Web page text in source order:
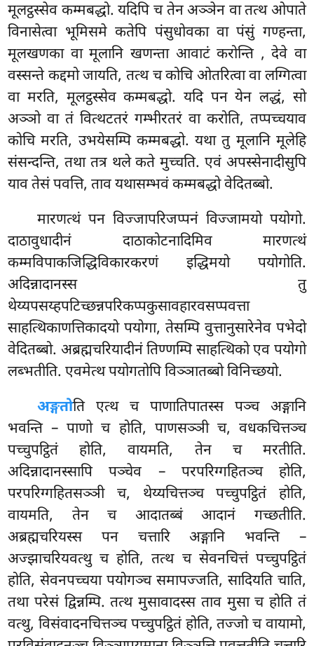
मूलट्ठस्सेव कम्मबद्धो. यदिपि च तेन अञ्ञेन वातत्थ ओपाते
विनासेत्वा भूमिसमे कतेपि पंसुधोवका वा पंसुं गण्हन्ता,
मूलखणका वा मूलानि खणन्ता आवाटं करोन्ति , देवे वा
वस्सन्ते कद्दमो जायति, तत्थ च कोचि ओतरित्वा वा लग्गित्वा
वा मरति, मूलट्ठस्सेव कम्मबद्धो. यदि पन येन लद्धं, सो
अञ्ञो वा तं वित्थटतरं गम्भीरतरं वा करोति, तप्पच्चयाव
कोचि मरति, उभयेसम्पि कम्मबद्धो. यथा तु मूलानि मूलेहि
संसन्दन्ति, तथा तत्र थले कते मुच्चति. एवं अपस्सेनादीसुपि
याव तेसं पवत्ति, ताव यथासम्भवं कम्मबद्धो वेदितब्बो.
मारणत्थं पन विज्जापरिजप्पनं विज्जामयो पयोगो.
दाठावुधादीनं दाठाकोटनादिमिव मारणत्थं
कम्मविपाकजिद्धिविकारकरणं इद्धिमयो पयोगोति.
अदिन्नादानस्स तु
थेय्यपसय्हपटिच्छन्नपरिकप्पकुसावहारवसप्पवत्ता
साहत्थिकाणत्तिकादयो पयोगा, तेसम्पि वुत्तानुसारेनेव पभेदो
वेदितब्बो. अब्रह्मचरियादीनं तिण्णम्पि साहत्थिको एव पयोगो
लब्भतीति. एवमेत्थ पयोगतोपि विञ्ञातब्बो विनिच्छयो.
अङ्गतोति एत्थ च पाणातिपातस्स पञ्च अङ्गानि
भवन्ति – पाणो च होति, पाणसञ्ञी च, वधकचित्तञ्च
पच्चुपट्ठितं होति, वायमति, तेन च मरतीति.
अदिन्नादानस्सापि पञ्चेव – परपरिग्गहितञ्च होति,
परपरिग्गहितसञ्ञी च, थेय्यचित्तञ्च पच्चुपट्ठितं होति,
वायमति, तेन च आदातब्बं आदानं गच्छतीति.
अब्रह्मचरियस्स पन चत्तारि अङ्गानि भवन्ति –
अज्झाचरियवत्थु च होति, तत्थ च सेवनचित्तं पच्चुपट्ठितं
होति, सेवनपच्चया पयोगञ्च समापज्जति, सादियति चाति,
तथा परेसं द्विन्नम्पि. तत्थ मुसावादस्स ताव मुसा च होति तं
वत्थु, विसंवादनचित्तञ्च पच्चुपट्ठितं होति, तज्जो च वायामो,